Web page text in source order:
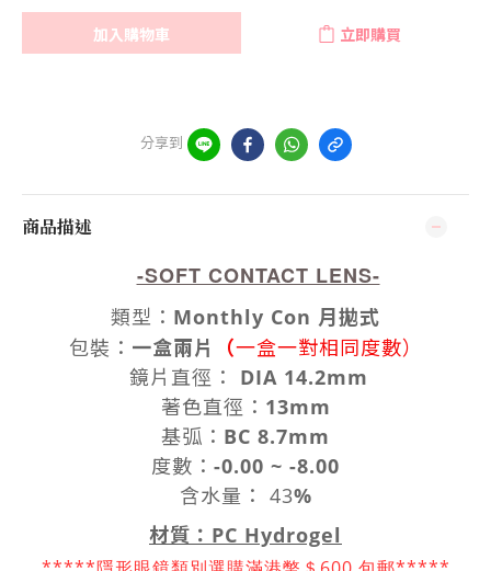
加入購物車 立即購買
分享到
商品描述
-SOFT CONTACT LENS-
類型 ： Monthly Con 月拋式
包裝 ： 一盒兩片 （一盒一對相同度數）
鏡片 直徑 ： DIA 14.2mm
著色直徑 ： 13mm
基弧： BC 8.7mm
度數 ： -0.00 ~ -8.00
含水量： 43%
材質：PC Hydrogel